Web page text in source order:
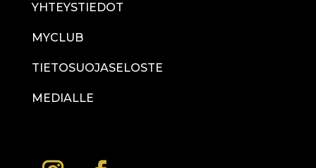
YHTEYSTIEDOT
MYCLUB
TIETOSUOJASELOSTE
MEDIALLE